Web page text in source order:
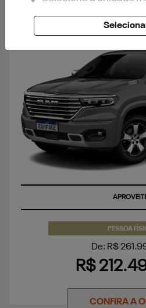
RAMPAGE LARAMIE 2.0
PESSOA
De: R$
R$
CONFIRA A